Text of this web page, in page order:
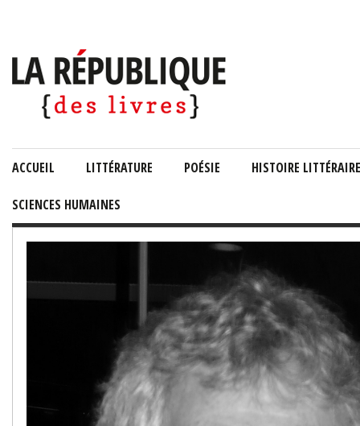
ACCUEIL LITTÉRATURE POÉSIE HISTOIRE LITTÉRAIRE
SCIENCES HUMAINES